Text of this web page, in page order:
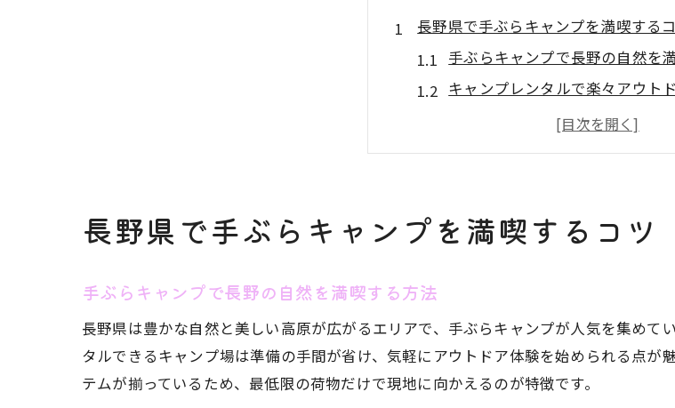
長野県で手ぶらキャンプを満喫する
手ぶらキャンプで長野の自然を
キャンプレンタルで楽々アウト
初心者も安心な長野手ぶらキャ
長野のキャンプレンタル活用で
キャンプ初心者も安心なレンタル活用
キャンプ初心者が安心できるレ
長野のキャンプレンタルが初心
レンタル付きキャンプ場で不安
長野県で手ぶらキャンプを満喫するコツ
手ぶらキャンプで長野の自然を満喫する方法
長野県は豊かな自然と美しい高原が広がるエリアで、手ぶらキャンプが人気を集めて
タルできるキャンプ場は準備の手間が省け、気軽にアウトドア体験を始められる点が
テムが揃っているため、最低限の荷物だけで現地に向かえるのが特徴です。